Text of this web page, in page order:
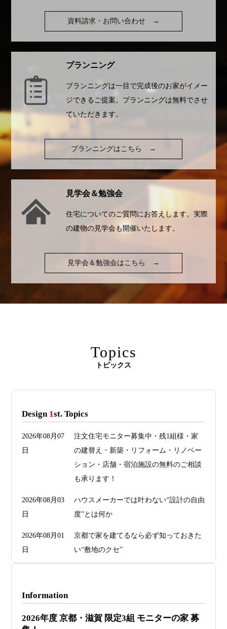
資料請求・お問い合わせ →
プランニング
プランニングは一目で完成後のお家がイメー
ジできるご提案。プランニングは無料でさせ
ていただきます。
プランニングはこちら →
見学会＆勉強会
住宅についてのご質問にお答えします。実際
の建物の見学会も開催いたします。
見学会＆勉強会はこちら →
Topics
トピックス
Design 1st. Topics
2026年08月07
日
注文住宅モニター募集中・残1組様・家
の建替え・新築・リフォーム・リノベー
ション・店舗・宿泊施設の無料のご相談
も承ります！
2026年08月03
日
ハウスメーカーでは叶わない“設計の自由
度”とは何か
2026年08月01
日
京都で家を建てるなら必ず知っておきた
い“敷地のクセ”
日
ァーススト一級建築士事務所が考える“設
Information
2026年度 京都・滋賀 限定3組 モニターの家 募